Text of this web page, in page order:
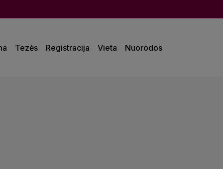
Tezės Registracija Vieta Nuorodos